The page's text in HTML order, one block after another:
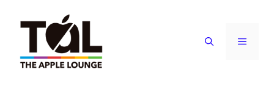
contenuto
MENU